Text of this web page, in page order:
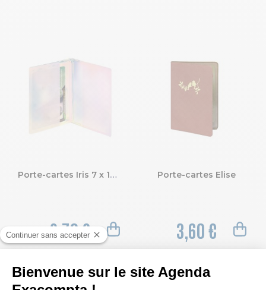
Porte-cartes Iris 7 x 10 cm
2,70 €
Porte-cartes Elise
3,60 €
/ 16